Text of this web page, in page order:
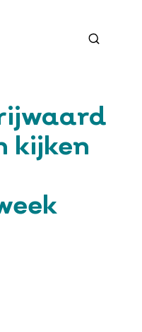
kijken